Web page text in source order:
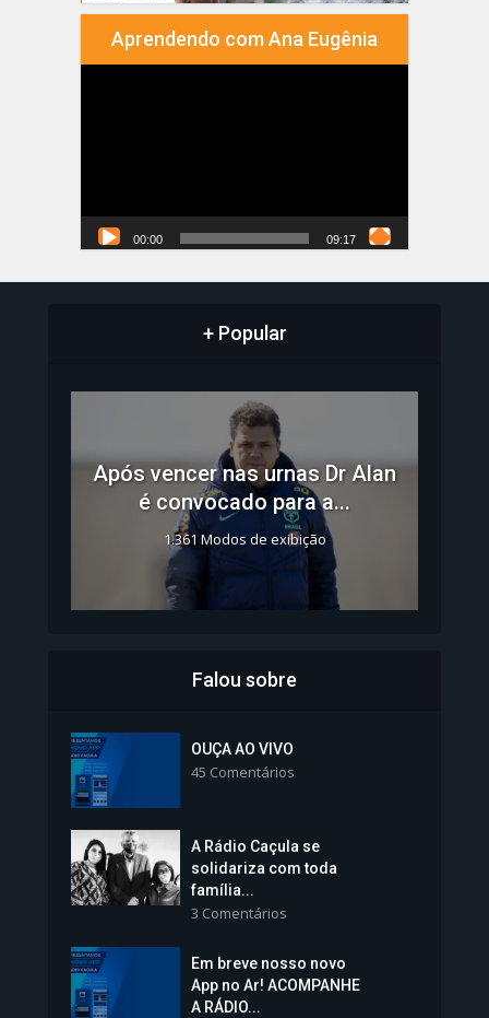
Aprendendo com Ana Eugênia
00:00 09:17
+ Popular
Após vencer nas urnas Dr Alan
é convocado para a...
1.361 Modos de exibição
Colégios da Polícia...
Vice-Prefeita Sheila Lemos
tomará posse nesta...
Falou sobre
OUÇA AO VIVO
45 Comentários
A Rádio Caçula se
solidariza com toda
família...
3 Comentários
Em breve nosso novo
App no Ar! ACOMPANHE
A RÁDIO...